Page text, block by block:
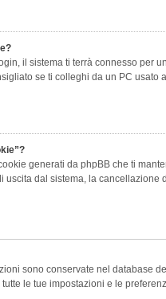
il sistema ti terrà connesso per
se ti colleghi da un PC
generati da phpBB che ti
uscita dal sistema, la
sono conservate nel database
le tue impostazioni e le